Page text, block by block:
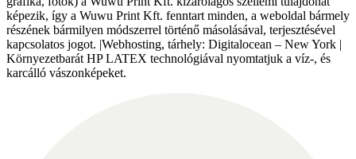
képezik, így a Wuwu Print Kft. fenntart minden, a weboldal bármely
részének bármilyen módszerrel történő másolásával, terjesztésével
kapcsolatos jogot. |Webhosting, tárhely: Digitalocean – New York |
Környezetbarát HP LATEX technológiával nyomtatjuk a víz-, és
karcálló vászonképeket.